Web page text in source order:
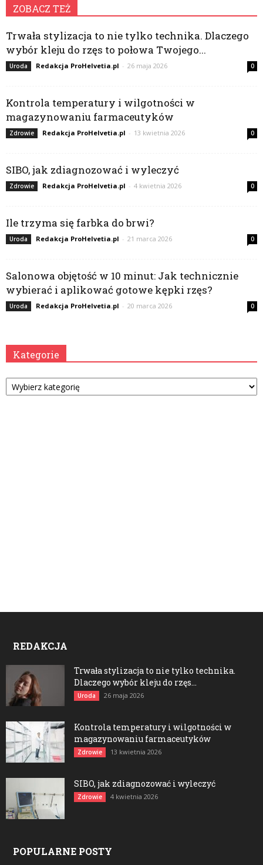
ZOBACZ TEŻ
Trwała stylizacja to nie tylko technika. Dlaczego
wybór kleju do rzęs to połowa Twojego...
Uroda Redakcja ProHelvetia.pl - 26 maja 2026 0
Kontrola temperatury i wilgotności w
magazynowaniu farmaceutyków
Zdrowie Redakcja ProHelvetia.pl - 13 kwietnia 2026 0
SIBO, jak zdiagnozować i wyleczyć
Zdrowie Redakcja ProHelvetia.pl - 4 kwietnia 2026 0
Ile trzyma się farbka do brwi?
Uroda Redakcja ProHelvetia.pl - 21 marca 2026 0
Salonowa objętość w 10 minut: Jak technicznie
wybierać i aplikować gotowe kępki rzęs?
Uroda Redakcja ProHelvetia.pl - 20 marca 2026 0
Kategorie
Kategorie
REDAKCJA
Trwała stylizacja to nie tylko technika.
Dlaczego wybór kleju do rzęs...
Uroda 26 maja 2026
Kontrola temperatury i wilgotności w
magazynowaniu farmaceutyków
Zdrowie 13 kwietnia 2026
SIBO, jak zdiagnozować i wyleczyć
Zdrowie 4 kwietnia 2026
POPULARNE POSTY